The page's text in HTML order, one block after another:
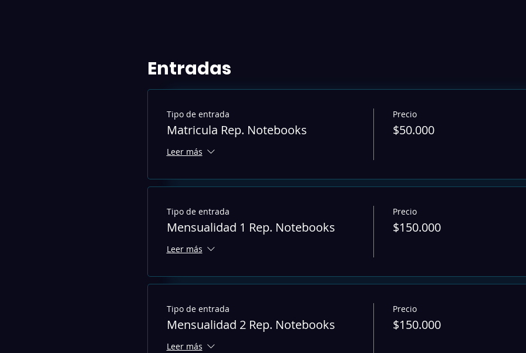
Entradas
Tipo de entrada
Matricula Rep. Notebooks
Leer más
Precio
$50.000
Tipo de entrada
Mensualidad 1 Rep. Notebooks
Leer más
Precio
$150.000
Tipo de entrada
Mensualidad 2 Rep. Notebooks
Leer más
Precio
$150.000